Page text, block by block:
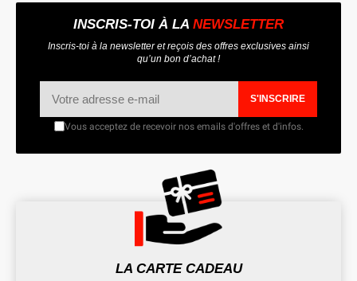
INSCRIS-TOI À LA NEWSLETTER
Inscris-toi à la newsletter et reçois des offres exclusives ainsi
qu’un bon d’achat !
S'INSCRIRE
Vous acceptez de recevoir nos emails d'offres et d'infos.
LA CARTE CADEAU